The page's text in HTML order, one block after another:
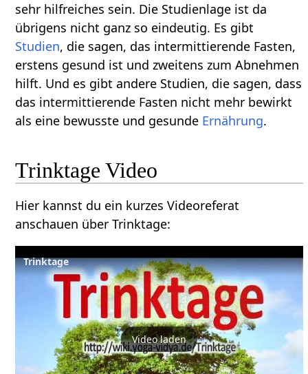
sehr hilfreiches sein. Die Studienlage ist da
übrigens nicht ganz so eindeutig. Es gibt
Studien, die sagen, das intermittierende Fasten,
erstens gesund ist und zweitens zum Abnehmen
hilft. Und es gibt andere Studien, die sagen, dass
das intermittierende Fasten nicht mehr bewirkt
als eine bewusste und gesunde Ernährung.
Trinktage Video
Hier kannst du ein kurzes Videoreferat
anschauen über Trinktage:
Trinktage
Video laden